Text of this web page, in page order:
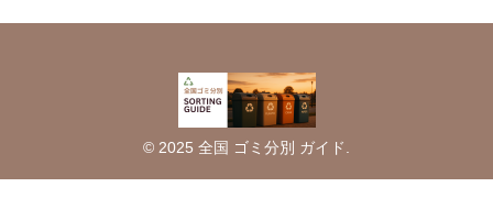
© 2025 全国 ゴミ分別 ガイド.